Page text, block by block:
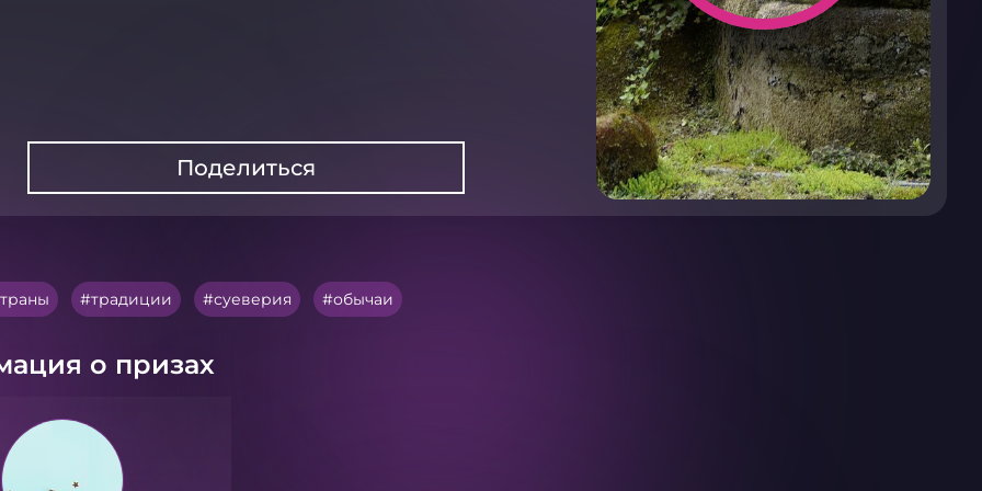
Поделиться
традиции суеверия обычаи
о призах